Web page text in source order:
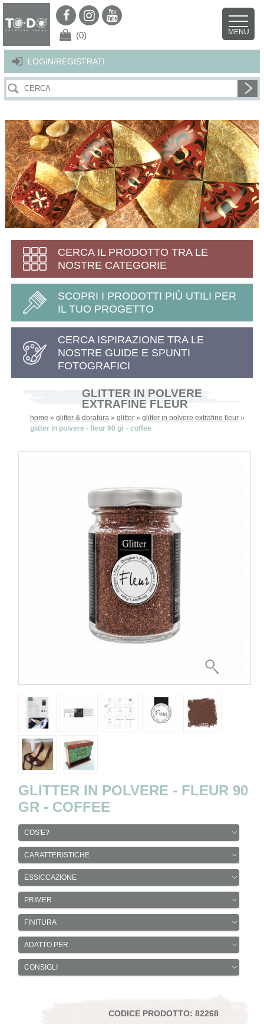
Per offrirti il miglior servizio possibile questo sito utilizza i cookies.
Continuando la navigazione nel sito autorizzi l’uso dei cookies. Per ulteriori
LOGIN/REGISTRATI
(0) MENU
CERCA IL PRODOTTO TRA LE
NOSTRE CATEGORIE
SCOPRI I PRODOTTI PIÙ UTILI PER
IL TUO PROGETTO
CERCA ISPIRAZIONE TRA LE
NOSTRE GUIDE E SPUNTI
FOTOGRAFICI
GLITTER IN POLVERE
EXTRAFINE FLEUR
home »glitter & doratura »glitter »glitter in polvere extrafine fleur »
glitter in polvere - fleur 90 gr - coffee
GLITTER IN POLVERE - FLEUR 90
GR - COFFEE
COS'E?
CARATTERISTICHE
ESSICCAZIONE
PRIMER
FINITURA
ADATTO PER
CONSIGLI
CODICE PRODOTTO: 82268